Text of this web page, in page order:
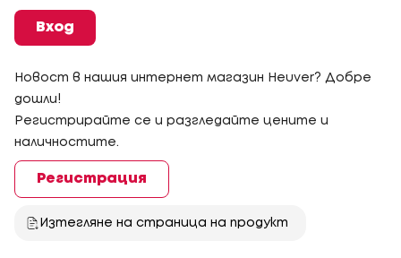
Вход
Новост в нашия интернет магазин Heuver? Добре
дошли!
Регистрирайте се и разгледайте цените и
наличностите.
Регистрация
Изтегляне на страница на продукт